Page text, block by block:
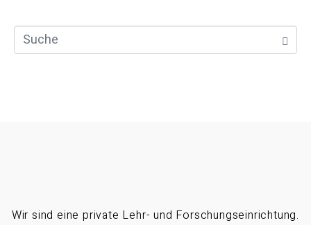
Wir sind eine private Lehr- und Forschungseinrichtung.